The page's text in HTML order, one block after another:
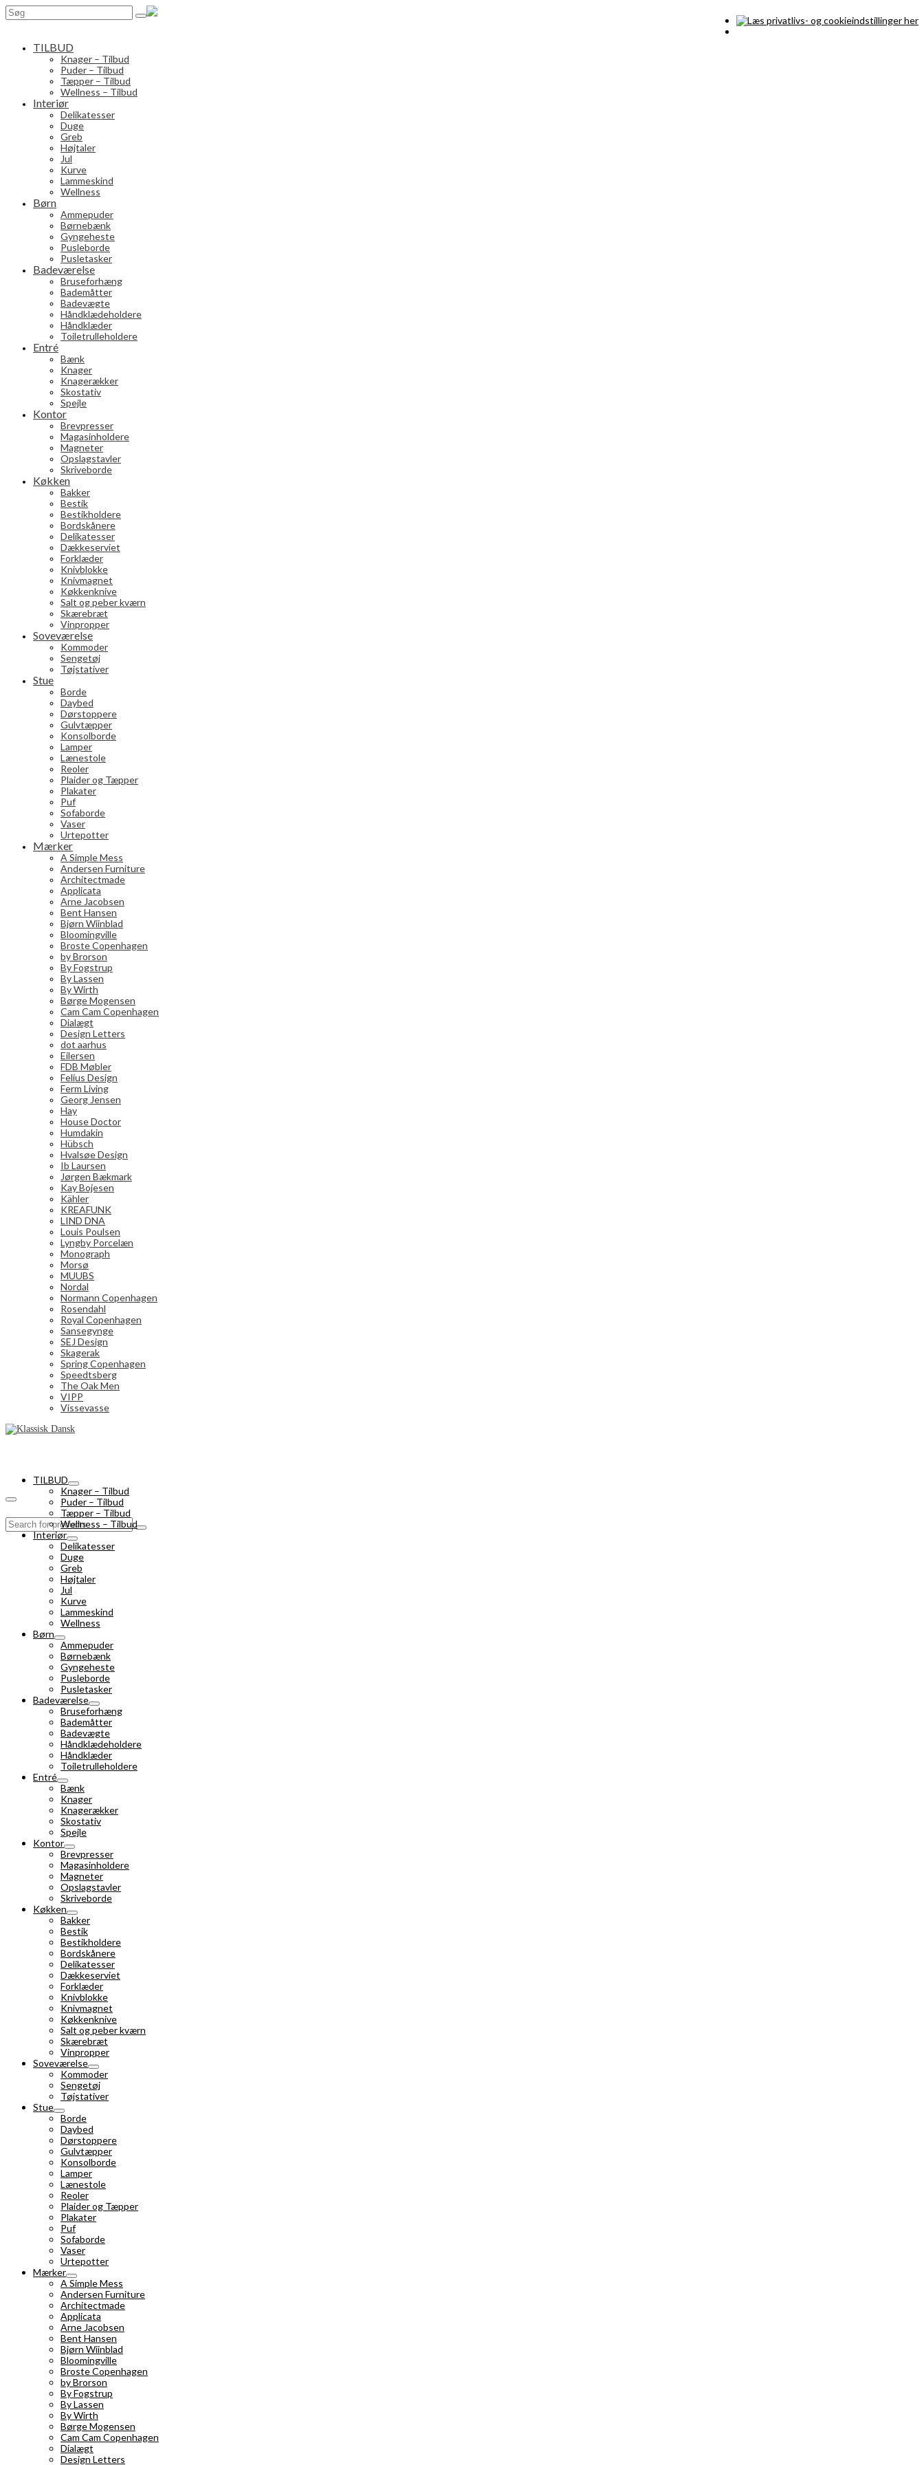
Search
for:
TILBUD
Knager – Tilbud
Puder – Tilbud
Tæpper – Tilbud
Wellness – Tilbud
Interiør
Delikatesser
Duge
Greb
Højtaler
Jul
Kurve
Lammeskind
Wellness
Børn
Ammepuder
Børnebænk
Gyngeheste
Pusleborde
Pusletasker
Badeværelse
Bruseforhæng
Bademåtter
Badevægte
Håndklædeholdere
Håndklæder
Toiletrulleholdere
Entré
Bænk
Knager
Knagerækker
Skostativ
Spejle
Kontor
Brevpresser
Magasinholdere
Magneter
Opslagstavler
Skriveborde
Køkken
Bakker
Bestik
Bestikholdere
Bordskånere
Delikatesser
Dækkeserviet
Forklæder
Knivblokke
Knivmagnet
Køkkenknive
Salt og peber kværn
Skærebræt
Vinpropper
Soveværelse
Kommoder
Sengetøj
Tøjstativer
Stue
Borde
Daybed
Dørstoppere
Gulvtæpper
Konsolborde
Lamper
Lænestole
Reoler
Plaider og Tæpper
Plakater
Puf
Sofaborde
Vaser
Urtepotter
Mærker
A Simple Mess
Andersen Furniture
Architectmade
Applicata
Arne Jacobsen
Bent Hansen
Bjørn Wiinblad
Bloomingville
Broste Copenhagen
by Brorson
By Fogstrup
By Lassen
By Wirth
Børge Mogensen
Cam Cam Copenhagen
Dialægt
Design Letters
dot aarhus
Eilersen
FDB Møbler
Felius Design
Ferm Living
Georg Jensen
Hay
House Doctor
Humdakin
Hübsch
Hvalsøe Design
Ib Laursen
Jørgen Bækmark
Kay Bojesen
Kähler
KREAFUNK
LIND DNA
Louis Poulsen
Lyngby Porcelæn
Monograph
Morsø
MUUBS
Nordal
Normann Copenhagen
Rosendahl
Royal Copenhagen
Sansegynge
SEJ Design
Skagerak
Spring Copenhagen
Speedtsberg
The Oak Men
VIPP
Vissevasse
Search
for:
TILBUD
Knager – Tilbud
Puder – Tilbud
Tæpper – Tilbud
Wellness – Tilbud
Interiør
Delikatesser
Duge
Greb
Højtaler
Jul
Kurve
Lammeskind
Wellness
Børn
Ammepuder
Børnebænk
Gyngeheste
Pusleborde
Pusletasker
Badeværelse
Bruseforhæng
Bademåtter
Badevægte
Håndklædeholdere
Håndklæder
Toiletrulleholdere
Entré
Bænk
Knager
Knagerækker
Skostativ
Spejle
Kontor
Brevpresser
Magasinholdere
Magneter
Opslagstavler
Skriveborde
Køkken
Bakker
Bestik
Bestikholdere
Bordskånere
Delikatesser
Dækkeserviet
Forklæder
Knivblokke
Knivmagnet
Køkkenknive
Salt og peber kværn
Skærebræt
Vinpropper
Soveværelse
Kommoder
Sengetøj
Tøjstativer
Stue
Borde
Daybed
Dørstoppere
Gulvtæpper
Konsolborde
Lamper
Lænestole
Reoler
Plaider og Tæpper
Plakater
Puf
Sofaborde
Vaser
Urtepotter
Mærker
A Simple Mess
Andersen Furniture
Architectmade
Applicata
Arne Jacobsen
Bent Hansen
Bjørn Wiinblad
Bloomingville
Broste Copenhagen
by Brorson
By Fogstrup
By Lassen
By Wirth
Børge Mogensen
Cam Cam Copenhagen
Dialægt
Design Letters